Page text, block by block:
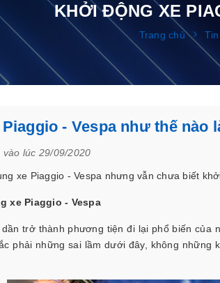
KHỞI ĐỘNG XE
Trang chủ
- Vespa như thế nào
vào lúc 29/09/2020
xe Piaggio - Vespa nhưng vẫn chưa biết
xe Piaggio - Vespa
trở thành phương tiện đi lại phổ biến của
phải những sai lầm dưới đây, không những